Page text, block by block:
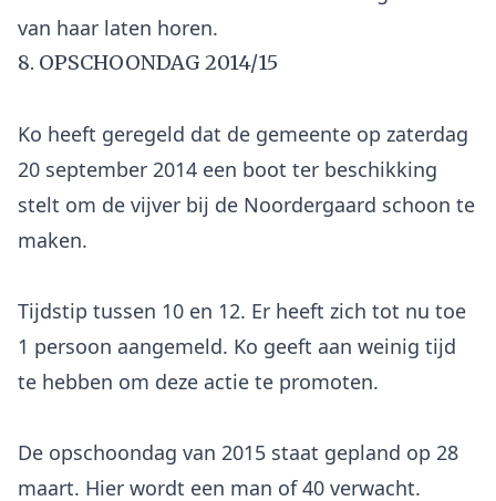
8. OPSCHOONDAG 2014/15
Ko heeft geregeld dat de gemeente op zaterdag
20 september 2014 een boot ter beschikking
stelt om de vijver bij de Noordergaard schoon te
maken.
Tijdstip tussen 10 en 12. Er heeft zich tot nu toe
1 persoon aangemeld. Ko geeft aan weinig tijd
te hebben om deze actie te promoten.
De opschoondag van 2015 staat gepland op 28